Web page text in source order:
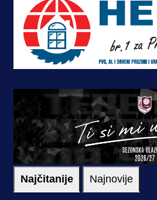
Najčitanije Najnovije